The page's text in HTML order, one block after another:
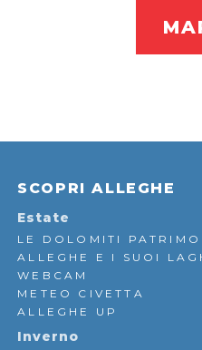
SCOPRI ALLEGHE
Estate
LE DOLOMITI
ALLEGHE E I SUOI
WEBCAM
METEO CIVETTA
ALLEGHE UP
Inverno